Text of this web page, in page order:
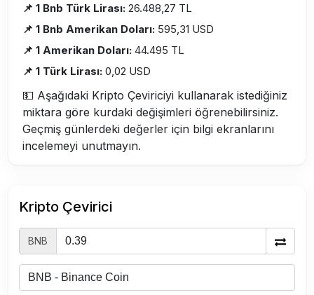
📌 1 Bnb Türk Lirası: 26.488,27 TL
📌 1 Bnb Amerikan Doları: 595,31 USD
📌 1 Amerikan Doları: 44.495 TL
📌 1 Türk Lirası: 0,02 USD
💵 Aşağıdaki Kripto Çeviriciyi kullanarak istediğiniz
miktara göre kurdaki değişimleri öğrenebilirsiniz.
Geçmiş günlerdeki değerler için bilgi ekranlarını
incelemeyi unutmayın.
Kripto Çevirici
BNB